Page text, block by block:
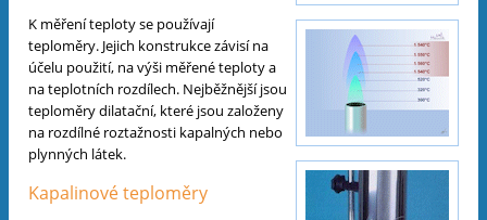
K měření teploty se používají
teploměry. Jejich konstrukce závisí na
účelu použití, na výši měřené teploty a
na teplotních rozdílech. Nejběžnější jsou
teploměry dilatační, které jsou založeny
na rozdílné roztažnosti kapalných nebo
plynných látek.
Kapalinové teploměry